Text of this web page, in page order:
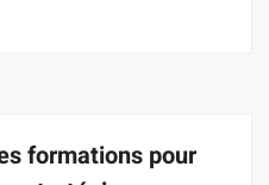
formations pour